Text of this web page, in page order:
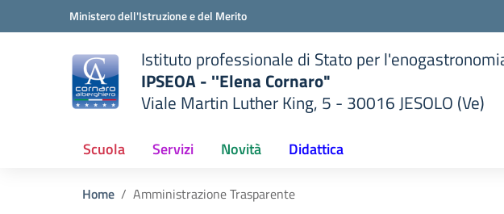
Vai ai contenuti
Vai al menu di navigazioneMinistero dell'Istruzione e del Merito
Istituto professionale di Stato per
IPSEOA - ''Elena Cornaro"
Viale Martin Luther King, 5 - 30016 JESOLO (Ve)
Scuola Servizi Novità Didattica
Home Amministrazione Trasparente